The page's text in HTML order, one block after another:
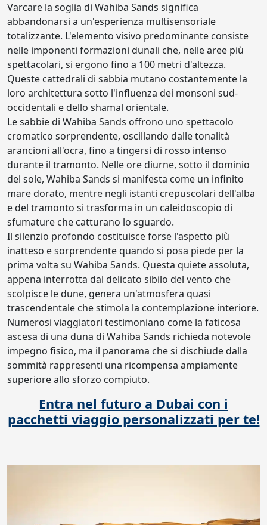
Varcare la soglia di Wahiba Sands significa
abbandonarsi a un'esperienza multisensoriale
totalizzante. L'elemento visivo predominante consiste
nelle imponenti formazioni dunali che, nelle aree più
spettacolari, si ergono fino a 100 metri d'altezza.
Queste cattedrali di sabbia mutano costantemente la
loro architettura sotto l'influenza dei monsoni sud-
occidentali e dello shamal orientale.
Le sabbie di Wahiba Sands offrono uno spettacolo
cromatico sorprendente, oscillando dalle tonalità
arancioni all'ocra, fino a tingersi di rosso intenso
durante il tramonto. Nelle ore diurne, sotto il dominio
del sole, Wahiba Sands si manifesta come un infinito
mare dorato, mentre negli istanti crepuscolari dell'alba
e del tramonto si trasforma in un caleidoscopio di
sfumature che catturano lo sguardo.
Il silenzio profondo costituisce forse l'aspetto più
inatteso e sorprendente quando si posa piede per la
prima volta su Wahiba Sands. Questa quiete assoluta,
appena interrotta dal delicato sibilo del vento che
scolpisce le dune, genera un'atmosfera quasi
trascendentale che stimola la contemplazione interiore.
Numerosi viaggiatori testimoniano come la faticosa
ascesa di una duna di Wahiba Sands richieda notevole
impegno fisico, ma il panorama che si dischiude dalla
sommità rappresenti una ricompensa ampiamente
superiore allo sforzo compiuto.
Entra nel futuro a Dubai con i
pacchetti viaggio personalizzati per te!